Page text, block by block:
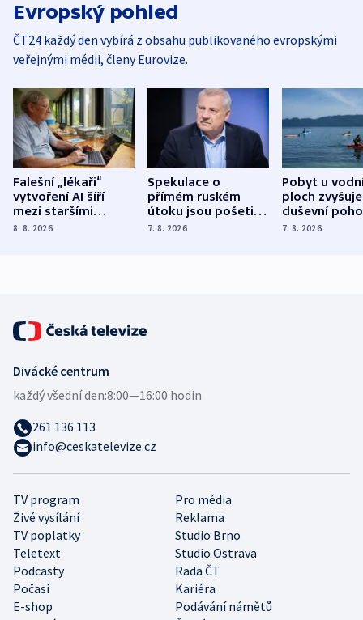
Evropský pohled
ČT24 každý den vybírá z obsahu publikovaného evropskými
veřejnými médii, členy Eurovize.
Falešní „lékaři“
vytvoření AI šíří
mezi staršími
Poláky nebezpečné
8. 8. 2026
Spekulace o
přímém ruském
útoku jsou pošetilé,
míní estonský
7. 8. 2026
Pobyt u
ploch zvyšuje
duševní
ukázala
7. 8. 2026
TV program
Pro média
Živé vysílání
Reklama
TV poplatky
Studio Brno
Teletext
Studio Ostrava
Podcasty
Rada ČT
Počasí
Kariéra
E-shop
Podávání námětů
Divácké centrum
každý všední den:8:00—16:00 hodin
261 136 113
info@ceskatelevize.cz